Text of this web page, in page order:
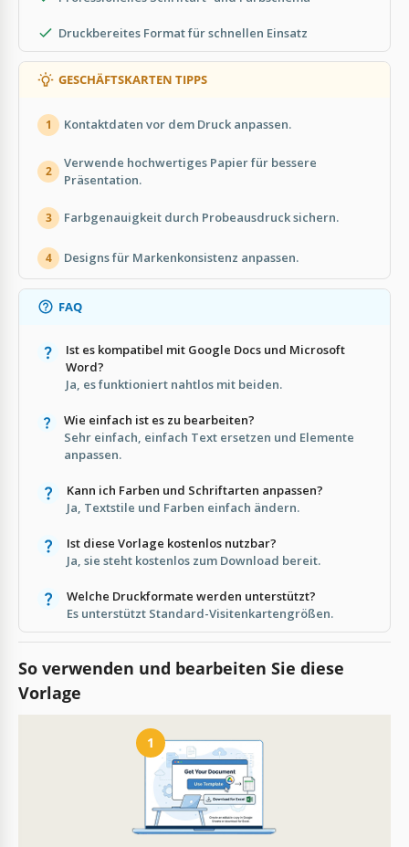
Druckbereites Format für schnellen Einsatz
GESCHÄFTSKARTEN TIPPS
1 Kontaktdaten vor dem Druck anpassen.
2
Verwende hochwertiges Papier für bessere
Präsentation.
3 Farbgenauigkeit durch Probeausdruck sichern.
4 Designs für Markenkonsistenz anpassen.
FAQ
Ist es kompatibel mit Google Docs und Microsoft
Word?
Ja, es funktioniert nahtlos mit beiden.
Wie einfach ist es zu bearbeiten?
Sehr einfach, einfach Text ersetzen und Elemente
anpassen.
Kann ich Farben und Schriftarten anpassen?
Ja, Textstile und Farben einfach ändern.
Ist diese Vorlage kostenlos nutzbar?
Ja, sie steht kostenlos zum Download bereit.
Welche Druckformate werden unterstützt?
Es unterstützt Standard-Visitenkartengrößen.
So verwenden und bearbeiten Sie diese
Vorlage
1